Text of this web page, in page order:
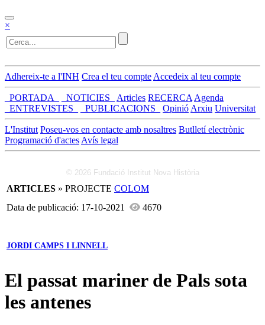
×
Adhereix-te a l'INH Crea el teu compte Accedeix al teu compte
_PORTADA_ _NOTICIES_ Articles RECERCA Agenda
_ENTREVISTES_
_PUBLICACIONS_ Opinió Arxiu Universitat
L'Institut Poseu-vos en contacte amb nosaltres Butlletí electrònic
Programació d'actes Avís legal
© 2026 Fundació Institut Nova Història
ARTICLES » PROJECTE COLOM
Data de publicació: 17-10-2021
4670
JORDI CAMPS I LINNELL
El passat mariner de Pals sota
les antenes